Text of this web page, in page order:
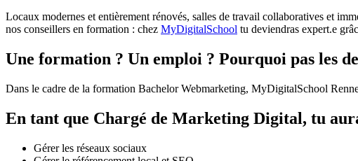
Locaux modernes et entièrement rénovés, salles de travail collaboratives et
nos conseillers en formation : chez MyDigitalSchool tu deviendras expert.e
Une formation ? Un emploi ? Pourquoi pas les
Dans le cadre de la formation Bachelor Webmarketing, MyDigitalSchool
En tant que Chargé de Marketing Digital, tu
Gérer les réseaux sociaux